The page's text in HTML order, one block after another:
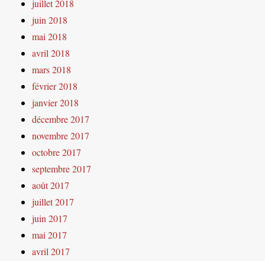
juillet 2018
juin 2018
mai 2018
avril 2018
mars 2018
février 2018
janvier 2018
décembre 2017
novembre 2017
octobre 2017
septembre 2017
août 2017
juillet 2017
juin 2017
mai 2017
avril 2017